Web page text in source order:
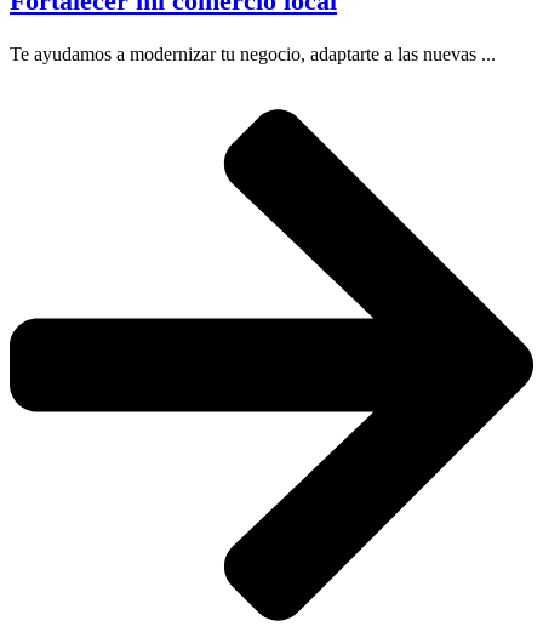
Te ayudamos a modernizar tu negocio, adaptarte a las nuevas ...